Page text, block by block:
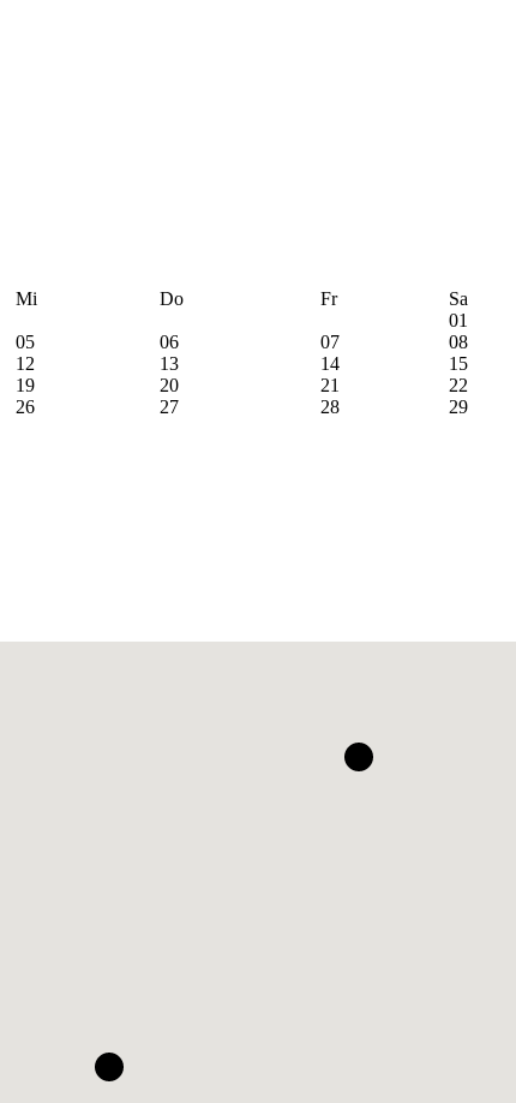
Mi Do Fr Sa
01
05 06 07 08
12 13 14 15
19 20 21 22
26 27 28 29